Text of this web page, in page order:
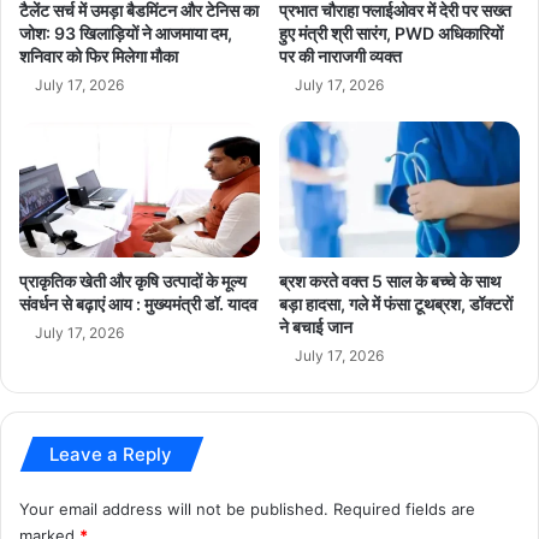
प्र
शि
क्ष
’
का
शु
भा
रं
भ
पि
ड़ा
र्ग
आ
टैलेंट सर्च में उमड़ा बैडमिंटन और टेनिस का
जोश: 93 खिलाड़ियों ने आजमाया दम,
शनिवार को फिर मिलेगा मौका
July 17, 2026
प्रभात चौराहा फ्लाईओवर में देरी पर सख्त
हुए मंत्री श्री सारंग, PWD अधिकारियों
पर की नाराजगी व्यक्त
July 17, 2026
प्राकृतिक खेती और कृषि उत्पादों के मूल्य
संवर्धन से बढ़ाएं आय : मुख्यमंत्री डॉ. यादव
July 17, 2026
ब्रश करते वक्त 5 साल के बच्चे के साथ
बड़ा हादसा, गले में फंसा टूथब्रश, डॉक्टरों
ने बचाई जान
July 17, 2026
Leave a Reply
Your email address will not be published. Required fields are